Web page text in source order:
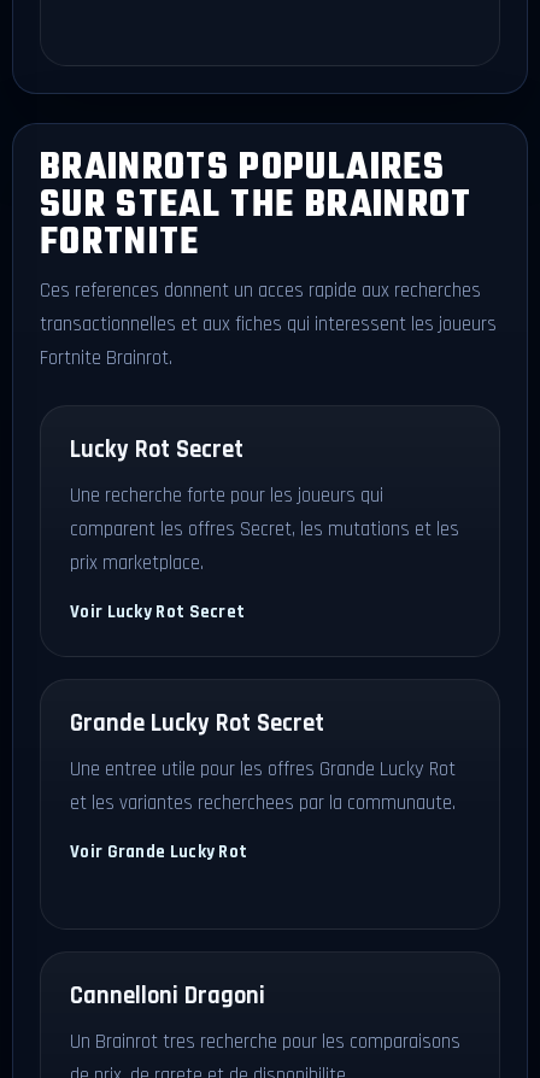
BRAINROTS POPULAIRES
SUR STEAL THE BRAINROT
FORTNITE
Ces references donnent un acces rapide aux recherches
transactionnelles et aux fiches qui interessent les joueurs
Fortnite Brainrot.
Lucky Rot Secret
Une recherche forte pour les joueurs qui
comparent les offres Secret, les mutations et les
prix marketplace.
Voir Lucky Rot Secret
Grande Lucky Rot Secret
Une entree utile pour les offres Grande Lucky Rot
et les variantes recherchees par la communaute.
Voir Grande Lucky Rot
Cannelloni Dragoni
Un Brainrot tres recherche pour les comparaisons